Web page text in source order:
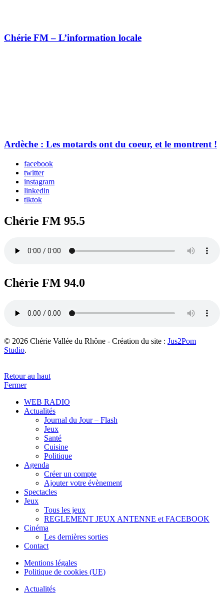
Chérie FM – L’information locale
Ardèche : Les motards ont du coeur, et le montrent !
facebook
twitter
instagram
linkedin
tiktok
Chérie FM 95.5
Chérie FM 94.0
© 2026 Chérie Vallée du Rhône - Création du site : Jus2Pom
Studio.
Retour au haut
Fermer
WEB RADIO
Actualités
Journal du Jour – Flash
Jeux
Santé
Cuisine
Politique
Agenda
Créer un compte
Ajouter votre évènement
Spectacles
Jeux
Tous les jeux
REGLEMENT JEUX ANTENNE et FACEBOOK
Cinéma
Les dernières sorties
Contact
Mentions légales
Politique de cookies (UE)
Actualités